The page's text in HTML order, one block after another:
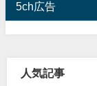
5ch広告
人気記事